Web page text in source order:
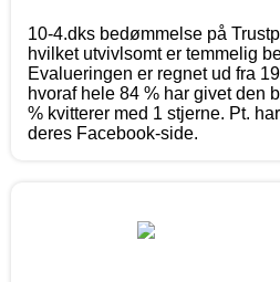
10-4.dks bedømmelse på
hvilket utvivlsomt er temmelig
Evalueringen er regnet ud fra
hvoraf hele 84 % har givet den
% kvitterer med 1 stjerne. Pt.
deres Facebook-side.